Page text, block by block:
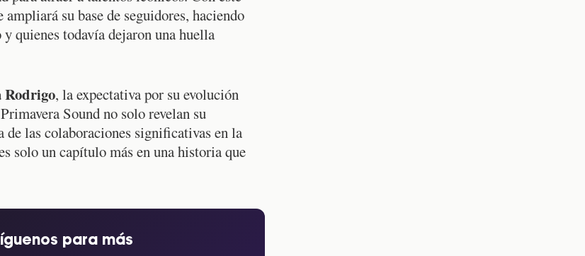
ampliará su base de seguidores, haciendo
quienes todavía dejaron una huella
, la expectativa por su evolución
Sound no solo revelan su
las colaboraciones significativas en la
solo un capítulo más en una historia que
para más